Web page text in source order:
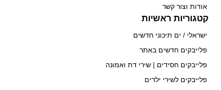
אודות וצור קשר
קטגוריות ראשיות
ישראלי / ים תיכוני חדשים
פלייבקים חדשים באתר
פלייבקים חסידים | שירי דת ואמונה
פלייבקים לשירי ילדים